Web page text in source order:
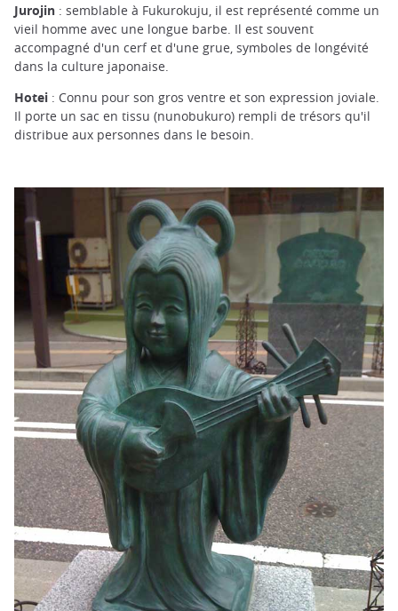
Jurojin : semblable à Fukurokuju, il est représenté comme un
vieil homme avec une longue barbe. Il est souvent
accompagné d'un cerf et d'une grue, symboles de longévité
dans la culture japonaise.
Hotei : Connu pour son gros ventre et son expression joviale.
Il porte un sac en tissu (nunobukuro) rempli de trésors qu'il
distribue aux personnes dans le besoin.